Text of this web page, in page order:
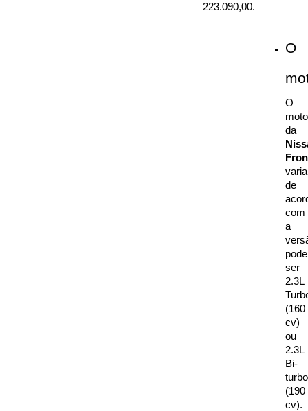
223.090,00.
O
O
varia
de
com
a
ser
2.3L
(160
cv)
ou
2.3L
Bi-
turbo
(190
cv).